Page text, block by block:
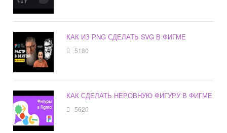
КАК ИЗ PNG СДЕЛАТЬ SVG В ФИГМЕ
5180
КАК СДЕЛАТЬ НЕРОВНУЮ ФИГУРУ В ФИГМЕ
5620